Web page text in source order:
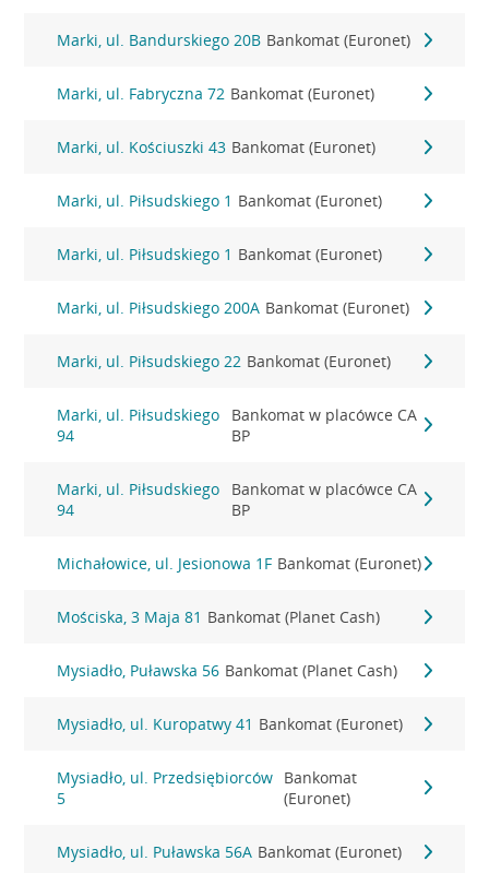
Marki, ul. Bandurskiego 20B Bankomat (Euronet)
Marki, ul. Fabryczna 72 Bankomat (Euronet)
Marki, ul. Kościuszki 43 Bankomat (Euronet)
Marki, ul. Piłsudskiego 1 Bankomat (Euronet)
Marki, ul. Piłsudskiego 1 Bankomat (Euronet)
Marki, ul. Piłsudskiego 200A Bankomat (Euronet)
Marki, ul. Piłsudskiego 22 Bankomat (Euronet)
Marki, ul. Piłsudskiego
94
Bankomat w placówce CA
BP
Marki, ul. Piłsudskiego
94
Bankomat w placówce CA
BP
Michałowice, ul. Jesionowa 1F Bankomat (Euronet)
Mościska, 3 Maja 81 Bankomat (Planet Cash)
Mysiadło, Puławska 56 Bankomat (Planet Cash)
Mysiadło, ul. Kuropatwy 41 Bankomat (Euronet)
Mysiadło, ul. Przedsiębiorców
5
Bankomat
(Euronet)
Mysiadło, ul. Puławska 56A Bankomat (Euronet)